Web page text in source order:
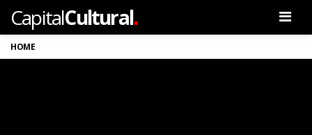
CapitalCultural.
HOME